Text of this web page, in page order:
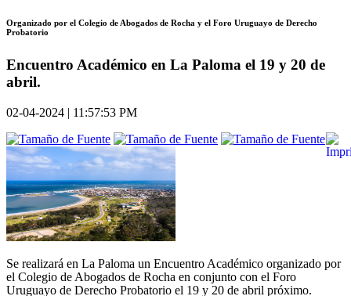
Organizado por el Colegio de Abogados de Rocha y el Foro Uruguayo de Derecho
Probatorio
Encuentro Académico en La Paloma el 19 y 20 de
abril.
02-04-2024 | 11:57:53 PM
Se realizará en La Paloma un Encuentro Académico organizado por
el Colegio de Abogados de Rocha en conjunto con el Foro
Uruguayo de Derecho Probatorio el 19 y 20 de abril próximo.